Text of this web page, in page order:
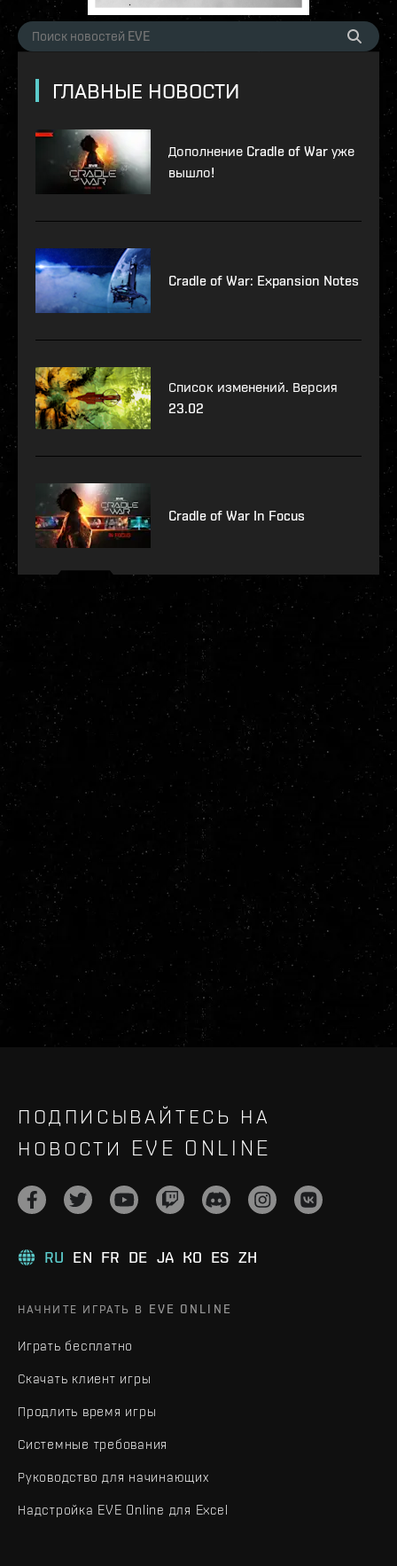
ГЛАВНЫЕ НОВОСТИ
Дополнение Cradle of War уже
вышло!
Cradle of War: Expansion Notes
Список изменений. Версия
23.02
Cradle of War In Focus
ПОДПИСЫВАЙТЕСЬ НА
НОВОСТИ EVE ONLINE
RU EN FR DE JA KO ES ZH
НАЧНИТЕ ИГРАТЬ В EVE ONLINE
Играть бесплатно
Скачать клиент игры
Продлить время игры
Системные требования
Руководство для начинающих
Надстройка EVE Online для Excel